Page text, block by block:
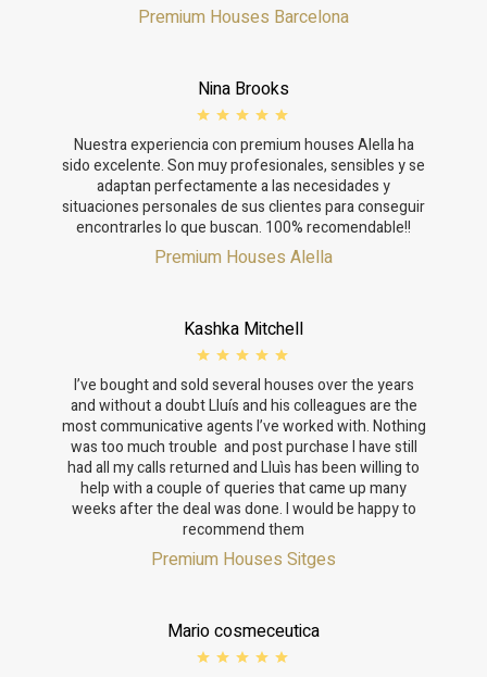
Premium Houses Barcelona
Nina Brooks
Nuestra experiencia con premium houses Alella ha
sido excelente. Son muy profesionales, sensibles y se
adaptan perfectamente a las necesidades y
situaciones personales de sus clientes para conseguir
encontrarles lo que buscan. 100% recomendable!!
Premium Houses Alella
Kashka Mitchell
I’ve bought and sold several houses over the years
and without a doubt Lluís and his colleagues are the
most communicative agents I’ve worked with. Nothing
was too much trouble and post purchase I have still
had all my calls returned and Lluìs has been willing to
help with a couple of queries that came up many
weeks after the deal was done. I would be happy to
recommend them
Premium Houses Sitges
Mario cosmeceutica